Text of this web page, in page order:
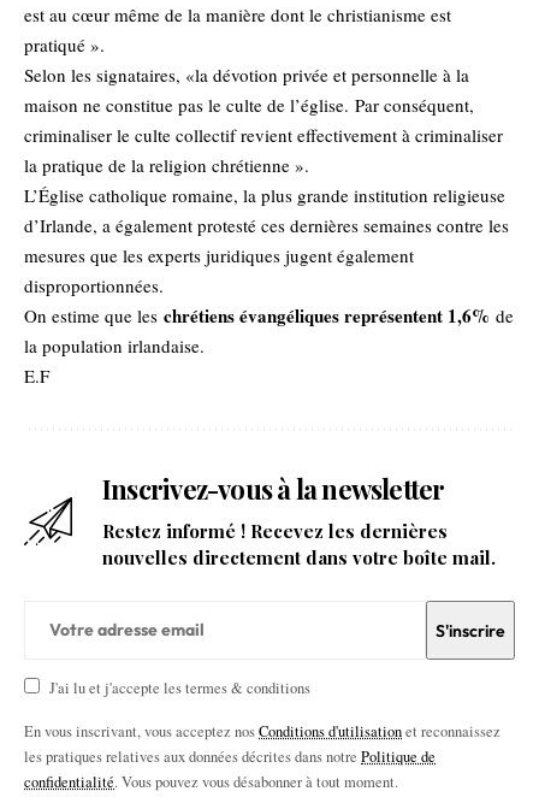
est au cœur même de la manière dont le christianisme est
pratiqué ».
Selon les signataires, «la dévotion privée et personnelle à la
maison ne constitue pas le culte de l’église. Par conséquent,
criminaliser le culte collectif revient effectivement à criminaliser
la pratique de la religion chrétienne ».
L’Église catholique romaine, la plus grande institution religieuse
d’Irlande, a également protesté ces dernières semaines contre les
mesures que les experts juridiques jugent également
disproportionnées.
On estime que les chrétiens évangéliques représentent 1,6% de
la population irlandaise.
E.F
Inscrivez-vous à la newsletter
Restez informé ! Recevez les dernières
nouvelles directement dans votre boîte mail.
J'ai lu et j'accepte les termes & conditions
En vous inscrivant, vous acceptez nosConditions d'utilisationet reconnaissez
les pratiques relatives aux données décrites dans notre Politique de
confidentialité. Vous pouvez vous désabonner à tout moment.